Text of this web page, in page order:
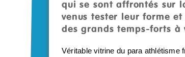
qui se sont affrontés sur
venus tester leur forme
des grands temps-forts à
Véritable vitrine du para athlétisme